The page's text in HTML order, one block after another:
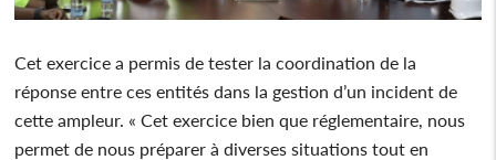
Cet exercice a permis de tester la coordination de la
réponse entre ces entités dans la gestion d’un incident de
cette ampleur. « Cet exercice bien que réglementaire, nous
permet de nous préparer à diverses situations tout en